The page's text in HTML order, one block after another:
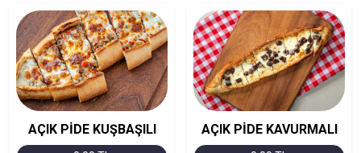
AÇIK PİDE KUŞBAŞILI AÇIK PİDE KAVURMALI